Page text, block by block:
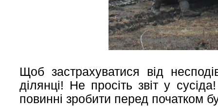
Щоб застрахуватися від
ділянці! Не просіть звіт у
повинні зробити перед початком